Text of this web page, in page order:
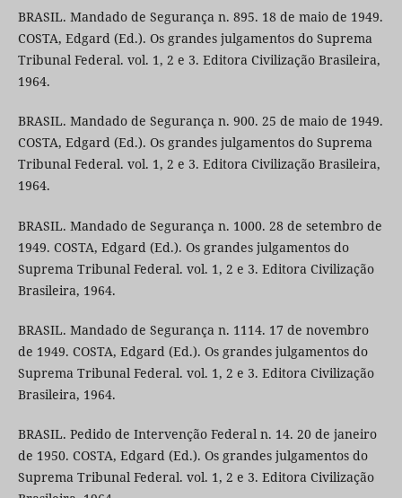
BRASIL. Mandado de Segurança n. 895. 18 de maio de 1949.
COSTA, Edgard (Ed.). Os grandes julgamentos do Suprema
Tribunal Federal. vol. 1, 2 e 3. Editora Civilização Brasileira,
1964.
BRASIL. Mandado de Segurança n. 900. 25 de maio de 1949.
COSTA, Edgard (Ed.). Os grandes julgamentos do Suprema
Tribunal Federal. vol. 1, 2 e 3. Editora Civilização Brasileira,
1964.
BRASIL. Mandado de Segurança n. 1000. 28 de setembro de
1949. COSTA, Edgard (Ed.). Os grandes julgamentos do
Suprema Tribunal Federal. vol. 1, 2 e 3. Editora Civilização
Brasileira, 1964.
BRASIL. Mandado de Segurança n. 1114. 17 de novembro
de 1949. COSTA, Edgard (Ed.). Os grandes julgamentos do
Suprema Tribunal Federal. vol. 1, 2 e 3. Editora Civilização
Brasileira, 1964.
BRASIL. Pedido de Intervenção Federal n. 14. 20 de janeiro
de 1950. COSTA, Edgard (Ed.). Os grandes julgamentos do
Suprema Tribunal Federal. vol. 1, 2 e 3. Editora Civilização